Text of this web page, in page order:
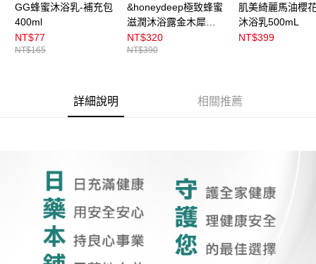
付款後門市自取
每筆NT$100，滿NT$399(含以上)免運費
GG蜂蜜沐浴乳-補充包
400ml
NT$77
NT$165
&honeydeep極致蜂蜜
滋潤沐浴露金木犀
500ml
NT$320
NT$390
肌美綺麗馬油櫻
沐浴乳500mL
NT$399
詳細說明 相關推薦